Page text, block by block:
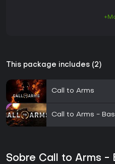
This package includes (2)
Call to Arms
Call to Arms -
Sobre Call to Arms -